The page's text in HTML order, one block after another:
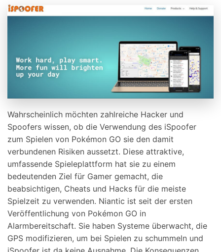
Wahrscheinlich möchten zahlreiche Hacker und
Spoofers wissen, ob die Verwendung des iSpoofer
zum Spielen von Pokémon GO sie den damit
verbundenen Risiken aussetzt. Diese attraktive,
umfassende Spieleplattform hat sie zu einem
bedeutenden Ziel für Gamer gemacht, die
beabsichtigen, Cheats und Hacks für die meiste
Spielzeit zu verwenden. Niantic ist seit der ersten
Veröffentlichung von Pokémon GO in
Alarmbereitschaft. Sie haben Systeme überwacht, die
GPS modifizieren, um bei Spielen zu schummeln und